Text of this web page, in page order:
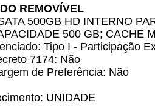
REMOVÍVEL
500GB HD INTERNO
500 GB; CACHE
Tipo I - Participação
7174: Não
de Preferência: Não
UNIDADE